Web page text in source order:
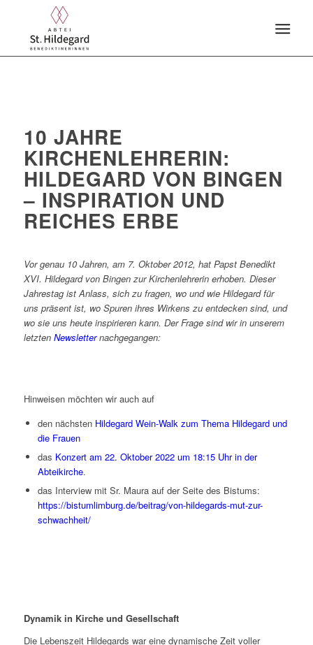
10 JAHRE
KIRCHENLEHRERIN:
HILDEGARD VON BINGEN
– INSPIRATION UND
REICHES ERBE
Vor genau 10 Jahren, am 7. Oktober 2012, hat Papst Benedikt
XVI. Hildegard von Bingen zur Kirchenlehrerin erhoben. Dieser
Jahrestag ist Anlass, sich zu fragen, wo und wie Hildegard für
uns präsent ist, wo Spuren ihres Wirkens zu entdecken sind, und
wo sie uns heute inspirieren kann. Der Frage sind wir in unserem
letzten Newsletternachgegangen:
Hinweisen möchten wir auch auf
den nächsten Hildegard Wein-Walk zum Thema Hildegard und
die Frauen
das Konzert am 22. Oktober 2022 um 18:15 Uhr in der
Abteikirche.
das Interview mit Sr. Maura auf der Seite des Bistums:
https://bistumlimburg.de/beitrag/von-hildegards-mut-zur-
schwachheit/
Dynamik in Kirche und Gesellschaft
Die Lebenszeit Hildegards war eine dynamische Zeit voller